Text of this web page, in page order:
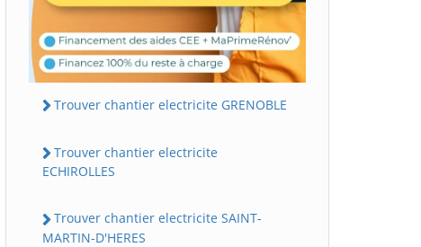
Trouver chantier electricite GRENOBLE
Trouver chantier electricite
ECHIROLLES
Trouver chantier electricite SAINT-
MARTIN-D'HERES